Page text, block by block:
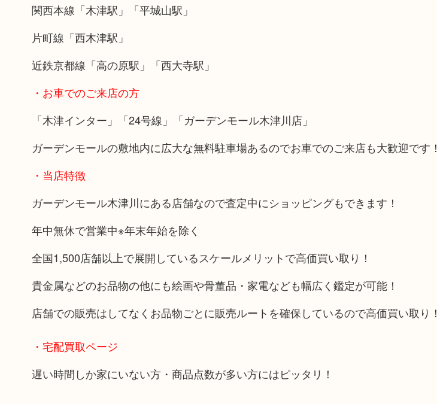
関西本線「木津駅」「平城山駅」
片町線「西木津駅」
近鉄京都線「高の原駅」「西大寺駅」
・お車でのご来店の方
「木津インター」「24号線」「ガーデンモール木津川店」
ガーデンモールの敷地内に広大な無料駐車場あるのでお車でのご来店も大歓迎です！
・当店特徴
ガーデンモール木津川にある店舗なので査定中にショッピングもできます！
年中無休で営業中※年末年始を除く
全国1,500店舗以上で展開しているスケールメリットで高価買い取り！
貴金属などのお品物の他にも絵画や骨董品・家電なども幅広く鑑定が可能！
店舗での販売はしてなくお品物ごとに販売ルートを確保しているので高価買い取り！
・宅配買取ページ
遅い時間しか家にいない方・商品点数が多い方にはピッタリ！